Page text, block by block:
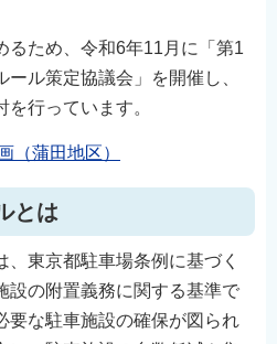
ため、令和6年11月に「第1
ル策定協議会」を開催し、
行っています。
（蒲田地区）
とは
東京都駐車場条例に基づく
設の附置義務に関する基準で
要な駐車施設の確保が図られ